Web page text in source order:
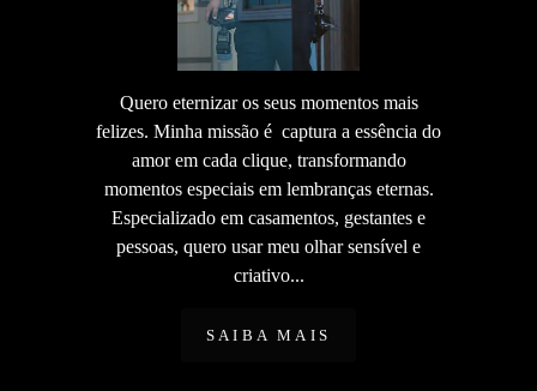
Quero eternizar os seus momentos mais
felizes. Minha missão é captura a essência do
amor em cada clique, transformando
momentos especiais em lembranças eternas.
Especializado em casamentos, gestantes e
pessoas, quero usar meu olhar sensível e
criativo...
SAIBA MAIS